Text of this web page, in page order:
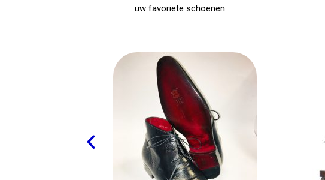
uw favoriete schoenen.